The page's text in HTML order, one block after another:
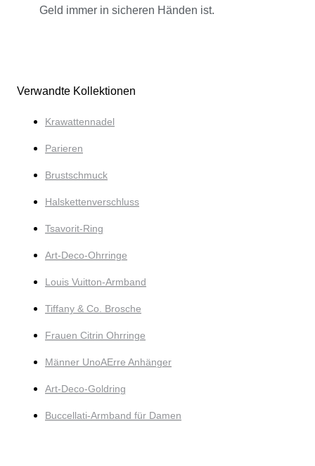
Geld immer in sicheren Händen ist.
Verwandte Kollektionen
Krawattennadel
Parieren
Brustschmuck
Halskettenverschluss
Tsavorit-Ring
Art-Deco-Ohrringe
Louis Vuitton-Armband
Tiffany & Co. Brosche
Frauen Citrin Ohrringe
Männer UnoAErre Anhänger
Art-Deco-Goldring
Buccellati-Armband für Damen